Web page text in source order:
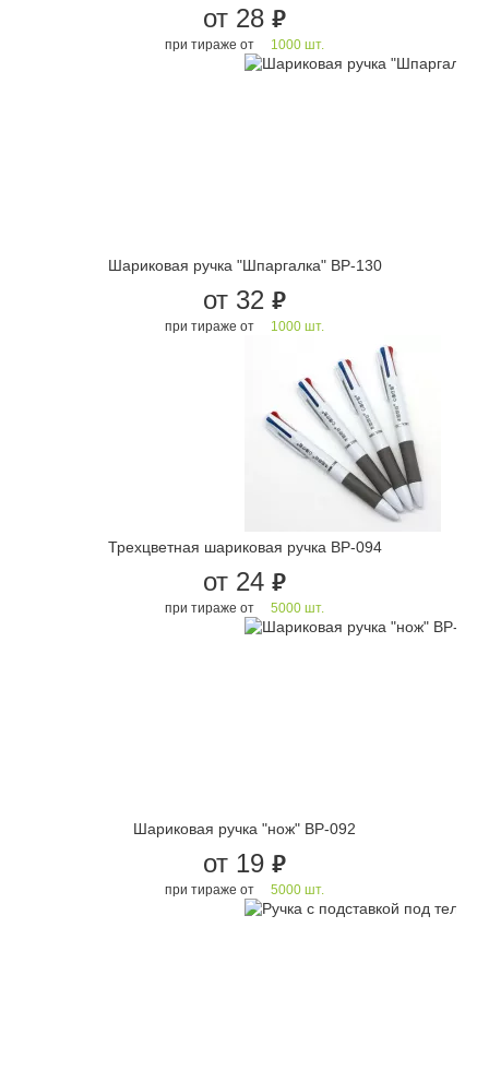
от 28 руб.
при тираже от 1000 шт.
Шариковая ручка "Шпаргалка" BP-130
от 32 руб.
при тираже от 1000 шт.
Трехцветная шариковая ручка BP-094
от 24 руб.
при тираже от 5000 шт.
Шариковая ручка "нож" BP-092
от 19 руб.
при тираже от 5000 шт.